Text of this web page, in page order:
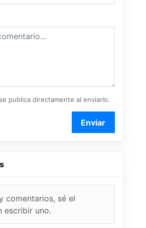
publica directamente al enviarlo.
Enviar
comentarios, sé el
escribir uno.